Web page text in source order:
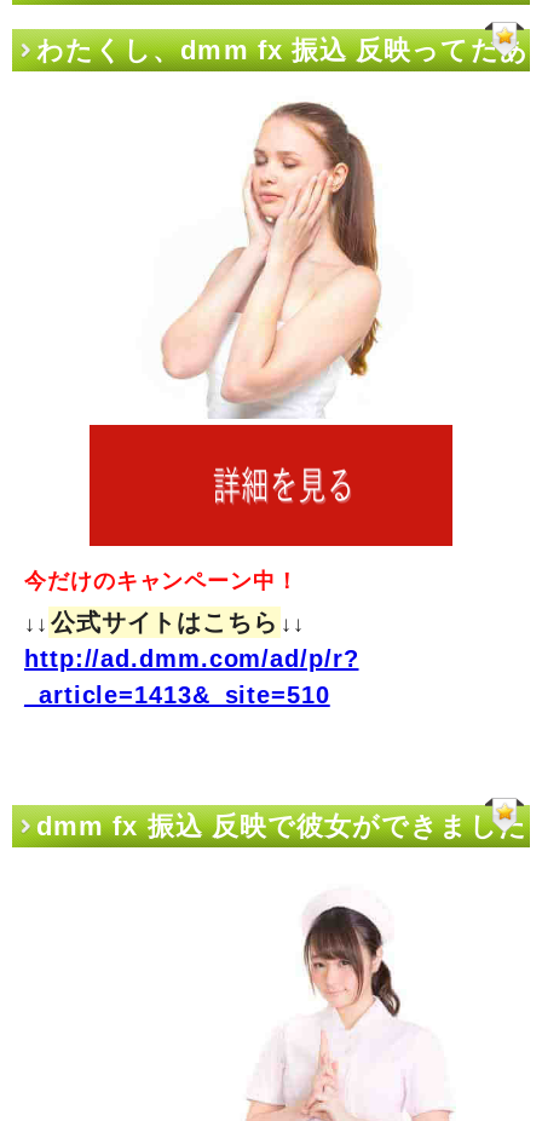
わたくし、dmm fx 振込 反映ってだあ
今だけのキャンペーン中！
↓↓ 公式サイトはこちら ↓↓
http://ad.dmm.com/ad/p/r?
_article=1413&_site=510
dmm fx 振込 反映で彼女ができました